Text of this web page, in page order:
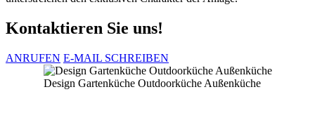
Kontaktieren Sie uns!
ANRUFEN E-MAIL SCHREIBEN
Design Gartenküche Outdoorküche Außenküche